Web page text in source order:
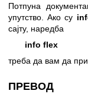
Потпуна
упутство. Ако су
сајту, наредба
info flex
треба да вам да
ПРЕВОД